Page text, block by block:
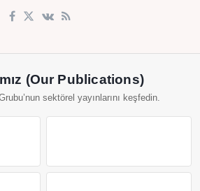
(Our Publications)
sektörel yayınlarını keşfedin.